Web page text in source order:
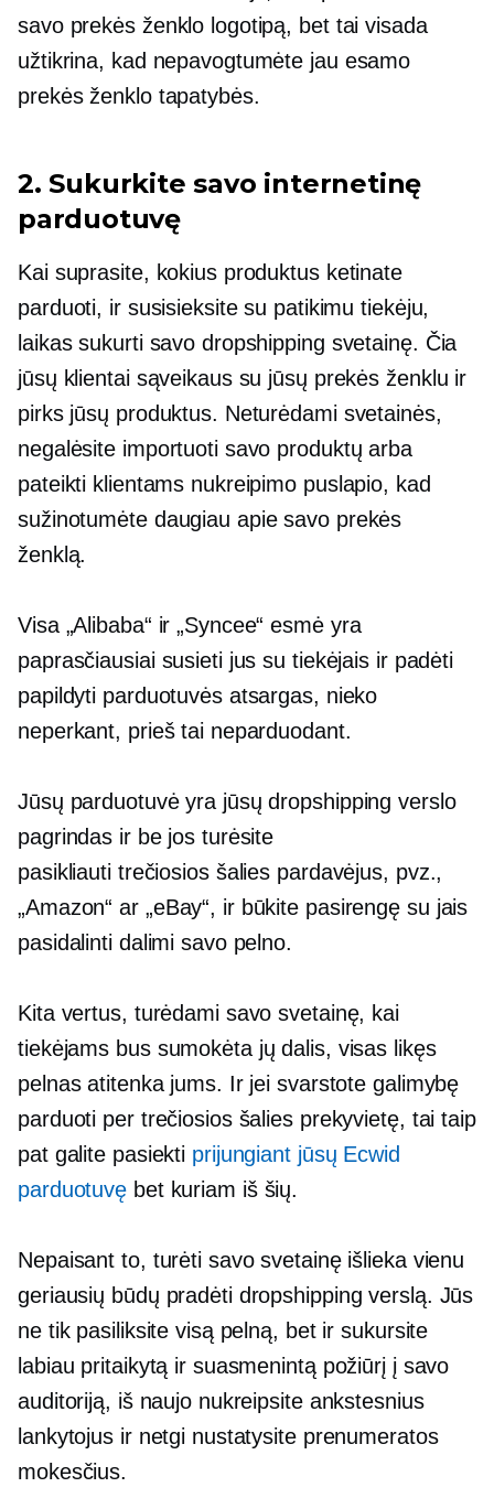
savo prekės ženklo logotipą, bet tai visada
užtikrina, kad nepavogtumėte jau esamo
prekės ženklo tapatybės.
2. Sukurkite savo internetinę
parduotuvę
Kai suprasite, kokius produktus ketinate
parduoti, ir susisieksite su patikimu tiekėju,
laikas sukurti savo dropshipping svetainę. Čia
jūsų klientai sąveikaus su jūsų prekės ženklu ir
pirks jūsų produktus. Neturėdami svetainės,
negalėsite importuoti savo produktų arba
pateikti klientams nukreipimo puslapio, kad
sužinotumėte daugiau apie savo prekės
ženklą.
Visa „Alibaba“ ir „Syncee“ esmė yra
paprasčiausiai susieti jus su tiekėjais ir padėti
papildyti parduotuvės atsargas, nieko
neperkant, prieš tai neparduodant.
Jūsų parduotuvė yra jūsų dropshipping verslo
pagrindas ir be jos turėsite
pasikliauti trečiosios šalies pardavėjus, pvz.,
„Amazon“ ar „eBay“, ir būkite pasirengę su jais
pasidalinti dalimi savo pelno.
Kita vertus, turėdami savo svetainę, kai
tiekėjams bus sumokėta jų dalis, visas likęs
pelnas atitenka jums. Ir jei svarstote galimybę
parduoti per trečiosios šalies prekyvietę, tai taip
pat galite pasiekti prijungiant jūsų Ecwid
parduotuvę bet kuriam iš šių.
Nepaisant to, turėti savo svetainę išlieka vienu
geriausių būdų pradėti dropshipping verslą. Jūs
ne tik pasiliksite visą pelną, bet ir sukursite
labiau pritaikytą ir suasmenintą požiūrį į savo
auditoriją, iš naujo nukreipsite ankstesnius
lankytojus ir netgi nustatysite prenumeratos
mokesčius.